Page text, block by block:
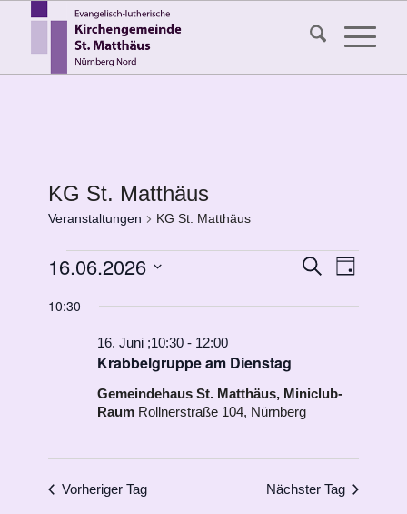
KG St. Matthäus
Veranstaltungen KG St. Matthäus
Veranstaltungen
16.
2026
Suche
Tag
16.06.2026
wählen.
10:30
Krabbelgruppe am Dienstag
16. Juni ;10:30 - 12:00
Gemeindehaus St. Matthäus, Miniclub-
Raum Rollnerstraße 104, Nürnberg
Vorheriger Tag Nächster Tag